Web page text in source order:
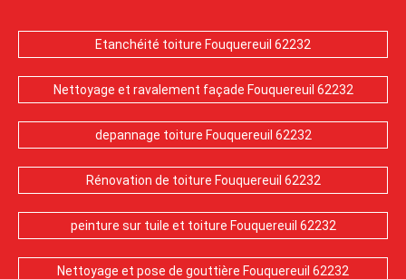
Etanchéité toiture Fouquereuil 62232
Nettoyage et ravalement façade Fouquereuil 62232
depannage toiture Fouquereuil 62232
Rénovation de toiture Fouquereuil 62232
peinture sur tuile et toiture Fouquereuil 62232
Nettoyage et pose de gouttière Fouquereuil 62232